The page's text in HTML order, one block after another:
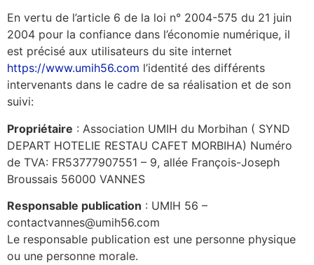
En vertu de l’article 6 de la loi n° 2004-575 du 21 juin
2004 pour la confiance dans l’économie numérique, il
est précisé aux utilisateurs du site internet
https://www.umih56.com l’identité des différents
intervenants dans le cadre de sa réalisation et de son
suivi:
Propriétaire : Association UMIH du Morbihan ( SYND
DEPART HOTELIE RESTAU CAFET MORBIHA) Numéro
de TVA: FR53777907551 – 9, allée François-Joseph
Broussais 56000 VANNES
Responsable publication : UMIH 56 –
contactvannes@umih56.com
Le responsable publication est une personne physique
ou une personne morale.